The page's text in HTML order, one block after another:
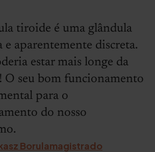
tiroide é uma glândula
e aparentemente discreta.
estar mais longe da
O seu bom funcionamento
para o
do nosso
Borulamagistrado